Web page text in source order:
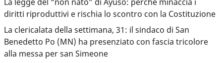
diritti riproduttivi e rischia lo scontro con la Costituzione
La clericalata della settimana, 31: il sindaco di San
Benedetto Po (MN) ha presenziato con fascia tricolore
alla messa per san Simeone